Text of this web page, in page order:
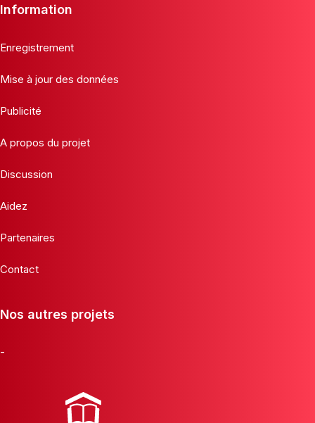
Information
Enregistrement
Mise à jour des données
Publicité
A propos du projet
Discussion
Aidez
Partenaires
Contact
Nos autres projets
-